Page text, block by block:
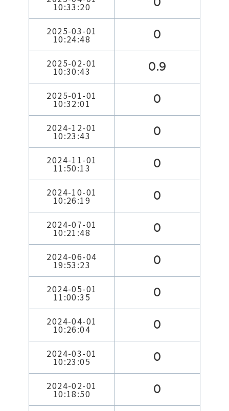
10:33:20
2025-03-01
10:24:48 0
2025-02-01
10:30:43 0.9
2025-01-01
10:32:01 0
2024-12-01
10:23:43 0
2024-11-01
11:50:13 0
2024-10-01
10:26:19 0
2024-07-01
10:21:48 0
2024-06-04
19:53:23 0
2024-05-01
11:00:35 0
2024-04-01
10:26:04 0
2024-03-01
10:23:05 0
2024-02-01
10:18:50 0